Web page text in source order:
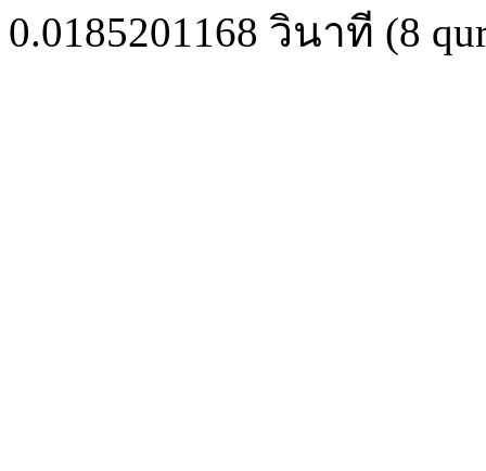
0.0185201168 วินาที (8